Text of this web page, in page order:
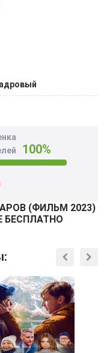
100%
(ФИЛЬМ 2023)
БЕСПЛАТНО